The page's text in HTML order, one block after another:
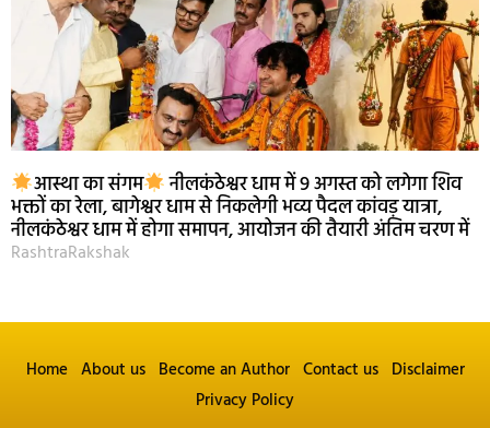
आस्था का संगम नीलकंठेश्वर धाम में 9 अगस्त को लगेगा शिव
भक्तों का रेला, बागेश्वर धाम से निकलेगी भव्य पैदल कांवड़ यात्रा,
नीलकंठेश्वर धाम में होगा समापन, आयोजन की तैयारी अंतिम चरण में
RashtraRakshak
Home About us Become an Author Contact us Disclaimer
Privacy Policy